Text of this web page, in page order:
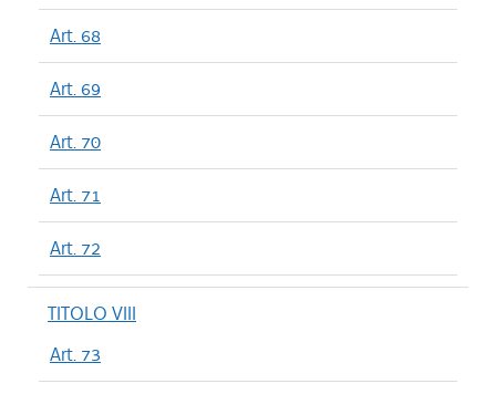
Art. 68
Art. 69
Art. 70
Art. 71
Art. 72
TITOLO VIII
Art. 73